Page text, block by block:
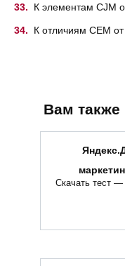
К элементам CJM
К отличиям CEM
Вам также
Скачать тест —